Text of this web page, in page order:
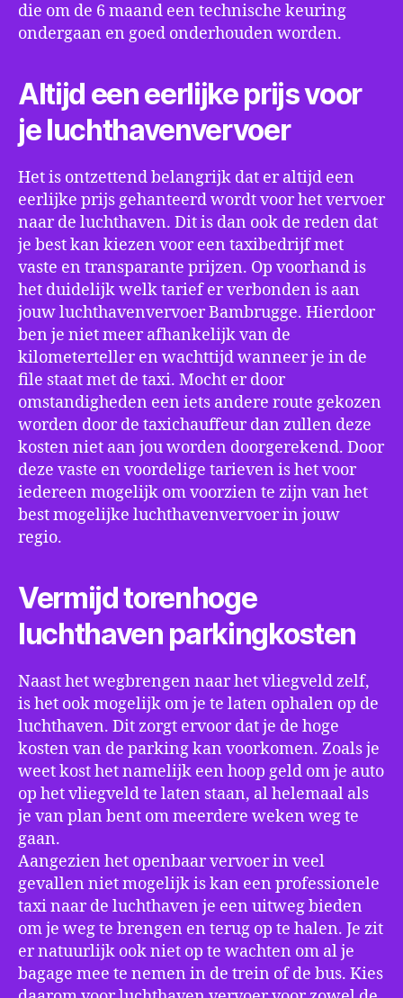
die om de 6 maand een technische keuring
ondergaan en goed onderhouden worden.
Altijd een eerlijke prijs voor
je luchthavenvervoer
Het is ontzettend belangrijk dat er altijd een
eerlijke prijs gehanteerd wordt voor het vervoer
naar de luchthaven. Dit is dan ook de reden dat
je best kan kiezen voor een taxibedrijf met
vaste en transparante prijzen. Op voorhand is
het duidelijk welk tarief er verbonden is aan
jouw luchthavenvervoer Bambrugge. Hierdoor
ben je niet meer afhankelijk van de
kilometerteller en wachttijd wanneer je in de
file staat met de taxi. Mocht er door
omstandigheden een iets andere route gekozen
worden door de taxichauffeur dan zullen deze
kosten niet aan jou worden doorgerekend. Door
deze vaste en voordelige tarieven is het voor
iedereen mogelijk om voorzien te zijn van het
best mogelijke luchthavenvervoer in jouw
regio.
Vermijd torenhoge
luchthaven parkingkosten
Naast het wegbrengen naar het vliegveld zelf,
is het ook mogelijk om je te laten ophalen op de
luchthaven. Dit zorgt ervoor dat je de hoge
kosten van de parking kan voorkomen. Zoals je
weet kost het namelijk een hoop geld om je auto
op het vliegveld te laten staan, al helemaal als
je van plan bent om meerdere weken weg te
gaan.
Aangezien het openbaar vervoer in veel
gevallen niet mogelijk is kan een professionele
taxi naar de luchthaven je een uitweg bieden
om je weg te brengen en terug op te halen. Je zit
er natuurlijk ook niet op te wachten om al je
bagage mee te nemen in de trein of de bus. Kies